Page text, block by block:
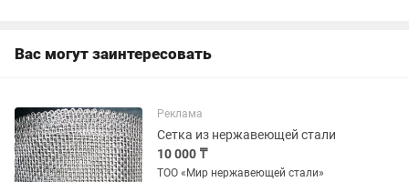
Вас могут заинтересовать
Реклама
Сетка из нержавеющей стали
10 000 ₸
ТОО «Мир нержавеющей стали»